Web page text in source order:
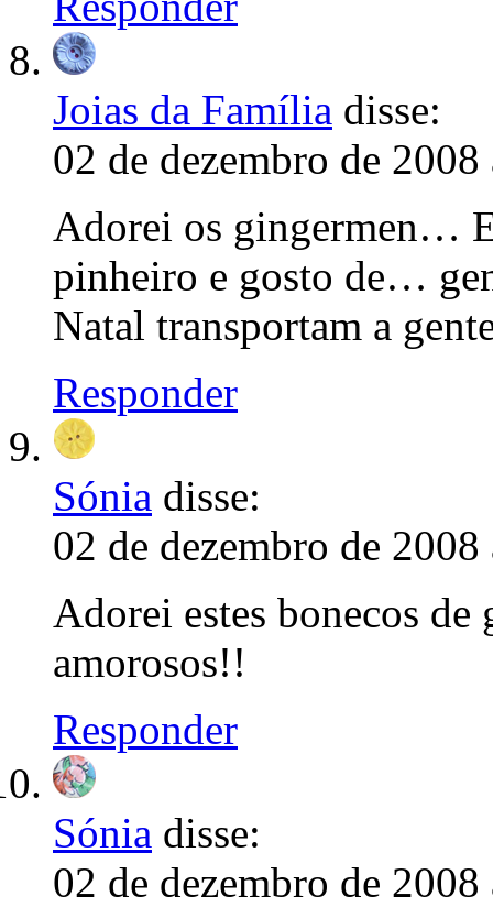
Joias da Família disse:
02 de dezembro de 2008
Adorei os gingermen…
pinheiro e gosto de…
Natal transportam a
Responder
Sónia disse:
02 de dezembro de 2008
Adorei estes bonecos
amorosos!!
Responder
Sónia disse:
02 de dezembro de 2008